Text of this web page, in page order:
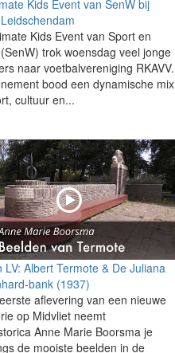
Kids Event van SenW bij
Kids Event van Sport en
trok woensdag veel jonge
naar voetbalvereniging RKAVV.
bood een dynamische mix
cultuur en...
LV: Albert Termote & De Juliana
bank (1937)
aflevering van een nieuwe
op Midvliet neemt
Anne Marie Boorsma je
de mooiste beelden in de